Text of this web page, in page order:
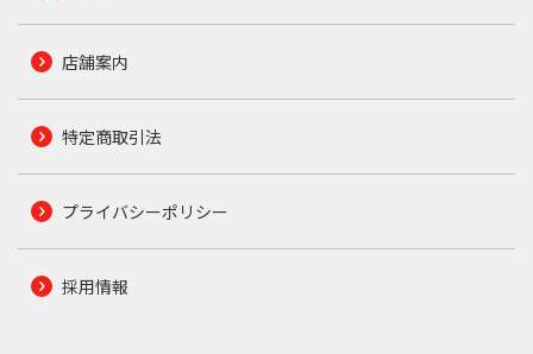
店舗案内
特定商取引法
プライバシーポリシー
採用情報